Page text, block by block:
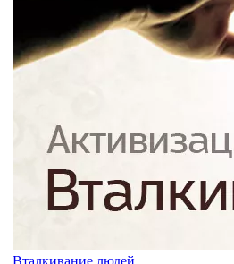
Вталкивание людей